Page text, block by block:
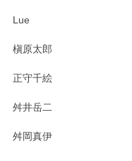
Lue
槇原太郎
正守千絵
舛井岳二
舛岡真伊